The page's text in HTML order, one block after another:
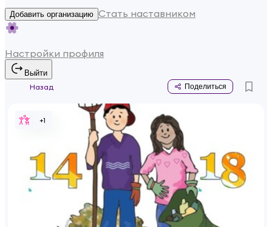
Добавить организацию Стать наставником
Настройки профиля
Выйти
Назад
Поделиться
+1